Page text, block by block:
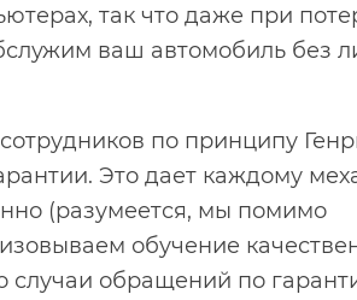
так что даже при
ваш автомобиль без
по принципу
Это дает каждому
(разумеется, мы помимо
обучение
случаи обращений по